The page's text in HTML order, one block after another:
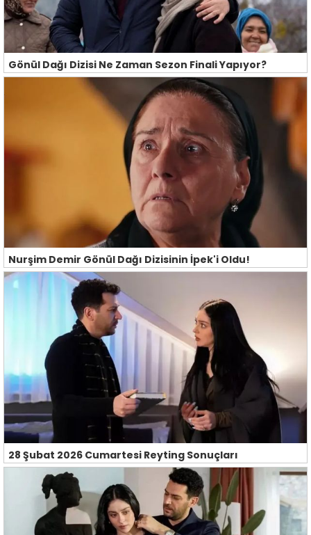
Gönül Dağı Dizisi Ne Zaman Sezon Finali Yapıyor?
Nurşim Demir Gönül Dağı Dizisinin İpek'i Oldu!
28 Şubat 2026 Cumartesi Reyting Sonuçları